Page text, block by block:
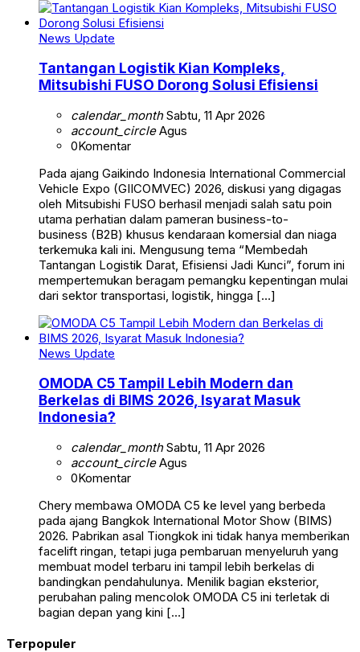
News Update
Tantangan Logistik Kian Kompleks,
Mitsubishi FUSO Dorong Solusi Efisiensi
calendar_monthSabtu, 11 Apr 2026
account_circleAgus
0Komentar
Pada ajang Gaikindo Indonesia International Commercial
Vehicle Expo (GIICOMVEC) 2026, diskusi yang digagas
oleh Mitsubishi FUSO berhasil menjadi salah satu poin
utama perhatian dalam pameran business-to-
business (B2B) khusus kendaraan komersial dan niaga
terkemuka kali ini. Mengusung tema “Membedah
Tantangan Logistik Darat, Efisiensi Jadi Kunci”, forum ini
mempertemukan beragam pemangku kepentingan mulai
dari sektor transportasi, logistik, hingga […]
News Update
OMODA C5 Tampil Lebih Modern dan
Berkelas di BIMS 2026, Isyarat Masuk
Indonesia?
calendar_monthSabtu, 11 Apr 2026
account_circleAgus
0Komentar
Chery membawa OMODA C5 ke level yang berbeda
pada ajang Bangkok International Motor Show (BIMS)
2026. Pabrikan asal Tiongkok ini tidak hanya memberikan
facelift ringan, tetapi juga pembaruan menyeluruh yang
membuat model terbaru ini tampil lebih berkelas di
bandingkan pendahulunya. Menilik bagian eksterior,
perubahan paling mencolok OMODA C5 ini terletak di
bagian depan yang kini […]
Terpopuler